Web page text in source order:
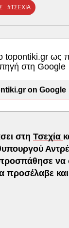
#ΤΣΕΧΙΑ
topontiki.gr ως
στη Google
on Google
στη Τσεχία
προσπάθησε να
προσέλαβε